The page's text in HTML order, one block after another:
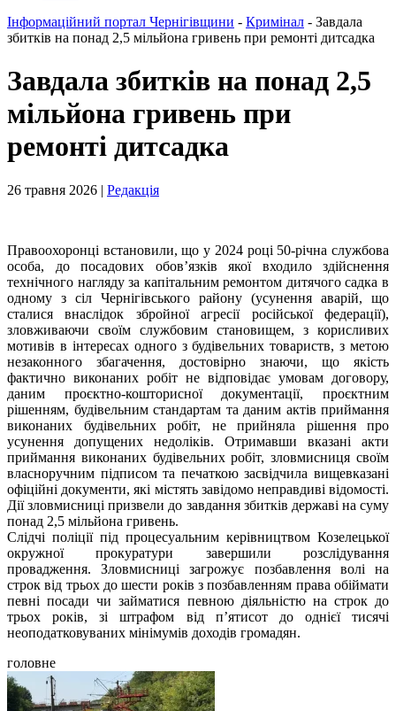
Інформаційний портал Чернігівщини - Кримінал - Завдала
збитків на понад 2,5 мільйона гривень при ремонті дитсадка
Завдала збитків на понад 2,5
мільйона гривень при
ремонті дитсадка
26 травня 2026 | Редакція
Правоохоронці встановили, що у 2024 році 50-річна службова
особа, до посадових обов’язків якої входило здійснення
технічного нагляду за капітальним ремонтом дитячого садка в
одному з сіл Чернігівського району (усунення аварій, що
сталися внаслідок збройної агресії російської федерації),
зловживаючи своїм службовим становищем, з корисливих
мотивів в інтересах одного з будівельних товариств, з метою
незаконного збагачення, достовірно знаючи, що якість
фактично виконаних робіт не відповідає умовам договору,
даним проєктно-кошторисної документації, проєктним
рішенням, будівельним стандартам та даним актів приймання
виконаних будівельних робіт, не прийняла рішення про
усунення допущених недоліків. Отримавши вказані акти
приймання виконаних будівельних робіт, зловмисниця своїм
власноручним підписом та печаткою засвідчила вищевказані
офіційні документи, які містять завідомо неправдиві відомості.
Дії зловмисниці призвели до завдання збитків державі на суму
понад 2,5 мільйона гривень.
Слідчі поліції під процесуальним керівництвом Козелецької
окружної прокуратури завершили розслідування
провадження. Зловмисниці загрожує позбавлення волі на
строк від трьох до шести років з позбавленням права обіймати
певні посади чи займатися певною діяльністю на строк до
трьох років, зі штрафом від п’ятисот до однієї тисячі
неоподатковуваних мінімумів доходів громадян.
головне